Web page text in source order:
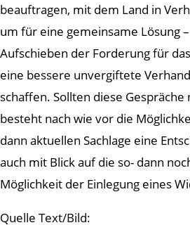
beauftragen, mit dem Land in
um für eine gemeinsame Lösung
Aufschieben der Forderung für
eine bessere unvergiftete
schaffen. Sollten diese
besteht nach wie vor die
dann aktuellen Sachlage eine
auch mit Blick auf die so- dann
Möglichkeit der Einlegung eines
Quelle Text/Bild: